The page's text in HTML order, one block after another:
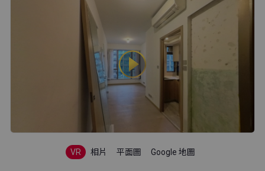
VR 相片 平面圖 Google 地圖